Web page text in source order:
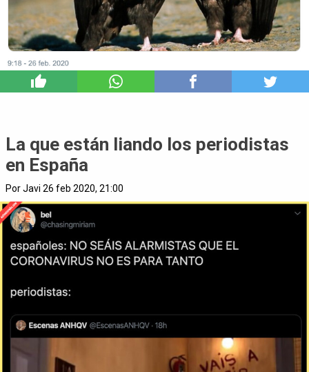
La que están liando los periodistas
en España
Por Javi 26 feb 2020, 21:00